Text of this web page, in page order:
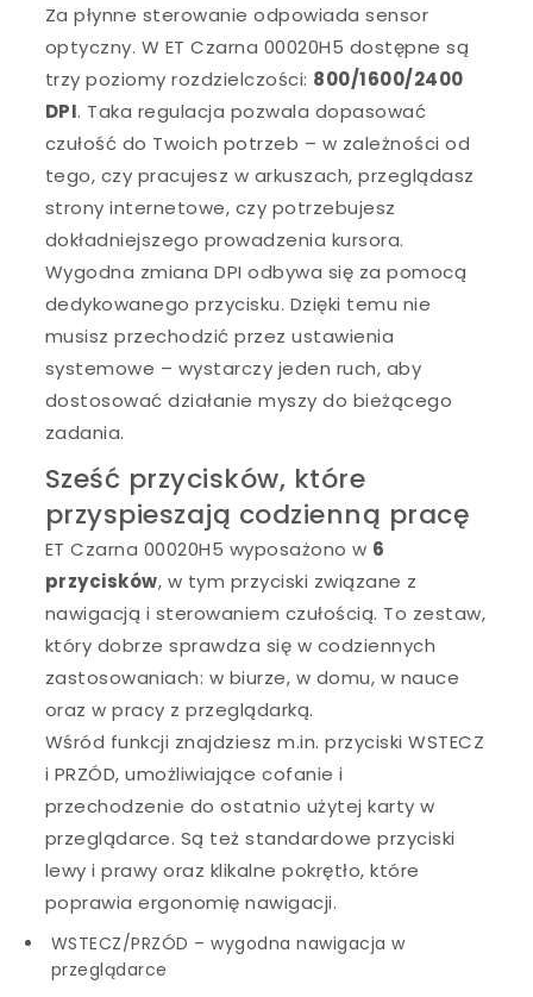
Za płynne sterowanie odpowiada sensor
optyczny. W ET Czarna 00020H5 dostępne są
trzy poziomy rozdzielczości: 800/1600/2400
DPI. Taka regulacja pozwala dopasować
czułość do Twoich potrzeb – w zależności od
tego, czy pracujesz w arkuszach, przeglądasz
strony internetowe, czy potrzebujesz
dokładniejszego prowadzenia kursora.
Wygodna zmiana DPI odbywa się za pomocą
dedykowanego przycisku. Dzięki temu nie
musisz przechodzić przez ustawienia
systemowe – wystarczy jeden ruch, aby
dostosować działanie myszy do bieżącego
zadania.
Sześć przycisków, które
przyspieszają codzienną pracę
ET Czarna 00020H5 wyposażono w 6
przycisków, w tym przyciski związane z
nawigacją i sterowaniem czułością. To zestaw,
który dobrze sprawdza się w codziennych
zastosowaniach: w biurze, w domu, w nauce
oraz w pracy z przeglądarką.
Wśród funkcji znajdziesz m.in. przyciski WSTECZ
i PRZÓD, umożliwiające cofanie i
przechodzenie do ostatnio użytej karty w
przeglądarce. Są też standardowe przyciski
lewy i prawy oraz klikalne pokrętło, które
poprawia ergonomię nawigacji.
WSTECZ/PRZÓD – wygodna nawigacja w
przeglądarce